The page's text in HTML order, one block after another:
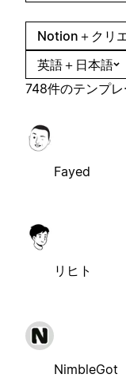
Notion＋クリ
英語＋日本語
748件のテンプレ
Fayed
リヒト
NimbleGot